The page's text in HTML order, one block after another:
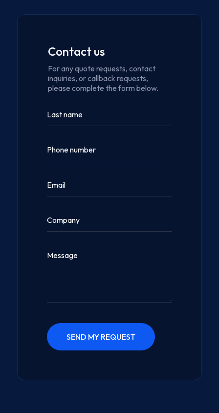
Contact us
For any quote requests, contact
inquiries, or callback requests,
please complete the form below.